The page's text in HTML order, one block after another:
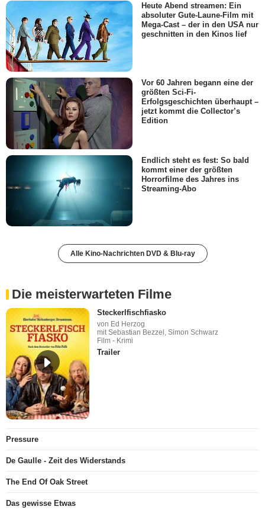
Heute Abend streamen: Ein
absoluter Gute-Laune-Film mit
Mega-Cast – der in den USA nur
geschnitten in den Kinos lief
Vor 60 Jahren begann eine der
größten Sci-Fi-
Erfolgsgeschichten überhaupt –
jetzt kommt die Collector’s
Edition
Endlich steht es fest: So bald
kommt einer der größten
Horrorfilme des Jahres ins
Streaming-Abo
Alle Kino-Nachrichten DVD & Blu-ray
Die meisterwarteten Filme
Steckerlfischfiasko
von Ed Herzog
mit Sebastian Bezzel, Simon Schwarz
Film - Krimi
Trailer
Pressure
De Gaulle - Zeit des Widerstands
The End Of Oak Street
Das gewisse Etwas